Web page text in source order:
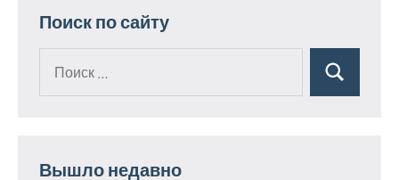
Поиск по сайту
Поиск
Вышло недавно